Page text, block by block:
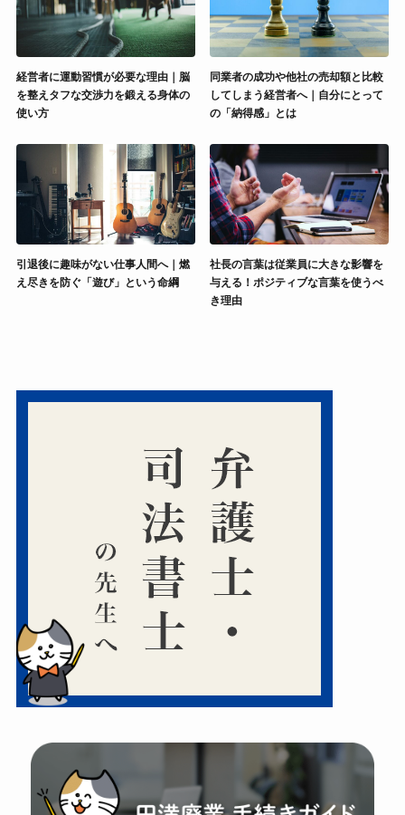
経営者に運動習慣が必要な理由｜脳
を整えタフな交渉力を鍛える身体の
使い方
同業者の成功や他社の売却額と比較
してしまう経営者へ｜自分にとって
の「納得感」とは
引退後に趣味がない仕事人間へ｜燃
え尽きを防ぐ「遊び」という命綱
社長の言葉は従業員に大きな影響を
与える！ポジティブな言葉を使うべ
き理由